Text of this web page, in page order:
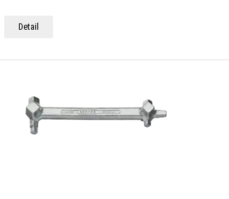
Detail